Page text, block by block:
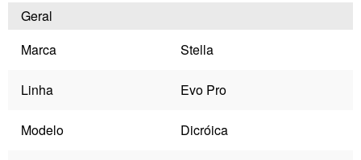
Geral
Marca
Stella
Linha Evo Pro
Modelo Dicróica